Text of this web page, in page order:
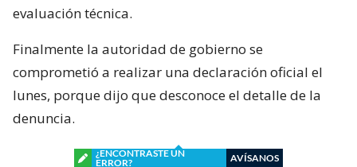
evaluación técnica.
Finalmente la autoridad de gobierno se
comprometió a realizar una declaración oficial el
lunes, porque dijo que desconoce el detalle de la
denuncia.
¿ENCONTRASTE UN
ERROR?
AVÍSANOS